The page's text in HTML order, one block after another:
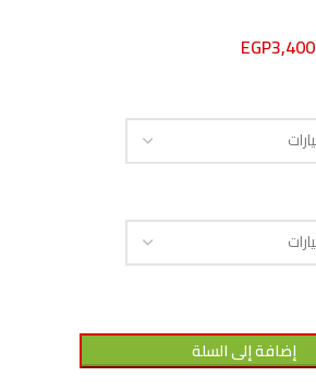
EGP3,400
إضافة إلى السلة